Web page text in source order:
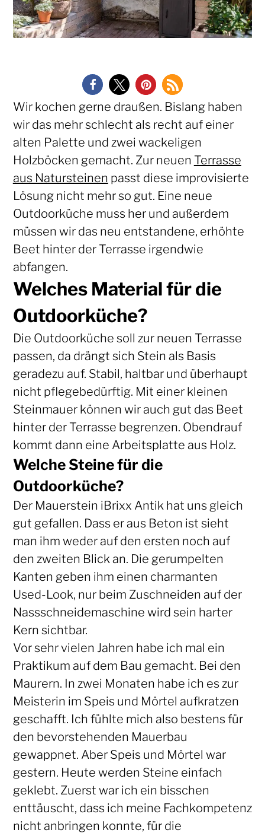
Wir kochen gerne draußen. Bislang haben
wir das mehr schlecht als recht auf einer
alten Palette und zwei wackeligen
Holzböcken gemacht. Zur neuen Terrasse
aus Natursteinen passt diese improvisierte
Lösung nicht mehr so gut. Eine neue
Outdoorküche muss her und außerdem
müssen wir das neu entstandene, erhöhte
Beet hinter der Terrasse irgendwie
abfangen.
Welches Material für die
Outdoorküche?
Die Outdoorküche soll zur neuen Terrasse
passen, da drängt sich Stein als Basis
geradezu auf. Stabil, haltbar und überhaupt
nicht pflegebedürftig. Mit einer kleinen
Steinmauer können wir auch gut das Beet
hinter der Terrasse begrenzen. Obendrauf
kommt dann eine Arbeitsplatte aus Holz.
Welche Steine für die
Outdoorküche?
Der Mauerstein iBrixx Antik hat uns gleich
gut gefallen. Dass er aus Beton ist sieht
man ihm weder auf den ersten noch auf
den zweiten Blick an. Die gerumpelten
Kanten geben ihm einen charmanten
Used-Look, nur beim Zuschneiden auf der
Nassschneidemaschine wird sein harter
Kern sichtbar.
Vor sehr vielen Jahren habe ich mal ein
Praktikum auf dem Bau gemacht. Bei den
Maurern. In zwei Monaten habe ich es zur
Meisterin im Speis und Mörtel aufkratzen
geschafft. Ich fühlte mich also bestens für
den bevorstehenden Mauerbau
gewappnet. Aber Speis und Mörtel war
gestern. Heute werden Steine einfach
geklebt. Zuerst war ich ein bisschen
enttäuscht, dass ich meine Fachkompetenz
nicht anbringen konnte, für die